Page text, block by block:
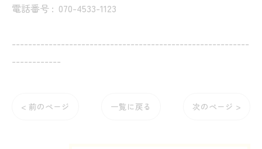
電話番号 : 070-4533-1123
----------------------------------------------------------
------------
< 前のページ 一覧に戻る 次のページ >